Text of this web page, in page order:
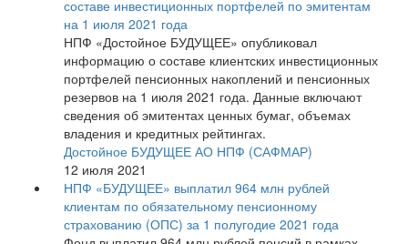
составе инвестиционных портфелей по эмитентам
на 1 июля 2021 года
НПФ «Достойное БУДУЩЕЕ» опубликовал
информацию о составе клиентских инвестиционных
портфелей пенсионных накоплений и пенсионных
резервов на 1 июля 2021 года. Данные включают
сведения об эмитентах ценных бумаг, объемах
владения и кредитных рейтингах.
Достойное БУДУЩЕЕ АО НПФ (САФМАР)
12 июля 2021
НПФ «БУДУЩЕЕ» выплатил 964 млн рублей
клиентам по обязательному пенсионному
страхованию (ОПС) за 1 полугодие 2021 года